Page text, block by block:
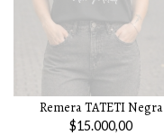
Remera TATETI Negra
$15.000,00